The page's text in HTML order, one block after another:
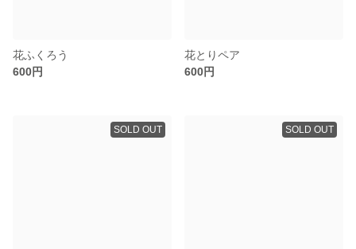
花ふくろう
600円
花とりペア
600円
SOLD OUT SOLD OUT